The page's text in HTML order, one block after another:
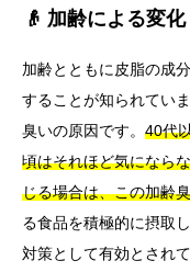
👴 加齢による変化
加齢とともに皮脂の成
することが知られてい
臭いの原因です。 40代
頃はそれほど気になら
じる場合は、この加齢
る食品を積極的に摂取
対策として有効とされて